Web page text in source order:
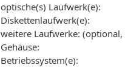
optische(s) Laufwerk(e):
Diskettenlaufwerk(e):
weitere Laufwerke:
Gehäuse:
Betriebssystem(e):